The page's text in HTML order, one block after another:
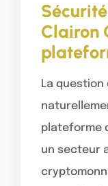
Clairon
La
plateforme
un secteur